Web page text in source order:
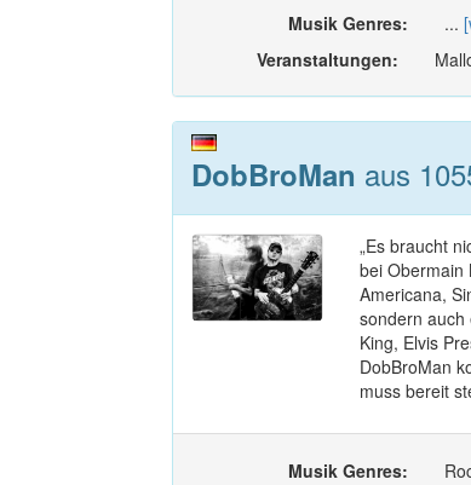
Musik Genres: ...
Veranstaltungen:
DobBroMan aus
„Es braucht
bei Obermain
Americana,
sondern auch
King, Elvis
DobBroMan
muss bereit
Musik Genres: